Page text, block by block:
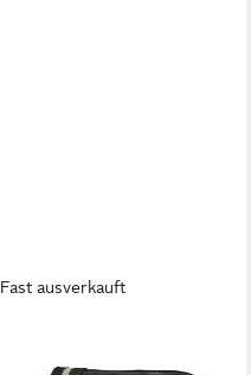
Fast ausverkauft